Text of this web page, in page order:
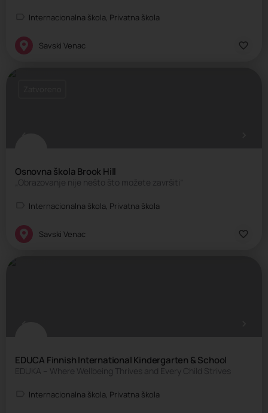
Internacionalna škola, Privatna škola
Savski Venac
Osnovna škola Brook Hill
„Obrazovanje nije nešto što možete završiti“
Internacionalna škola, Privatna škola
Savski Venac
EDUCA Finnish International Kindergarten & School
EDUKA – Where Wellbeing Thrives and Every Child Strives
Internacionalna škola, Privatna škola